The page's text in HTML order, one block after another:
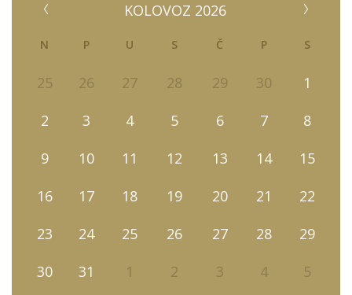
KOLOVOZ 2026
N P U S Č P S
25 26 27 28 29 30
1
2
3 4 5 6 7
8
9
10 11 12 13 14
15
16
17 18 19 20 21
22
23
24 25 26 27 28
29
30
31 1 2 3 4 5